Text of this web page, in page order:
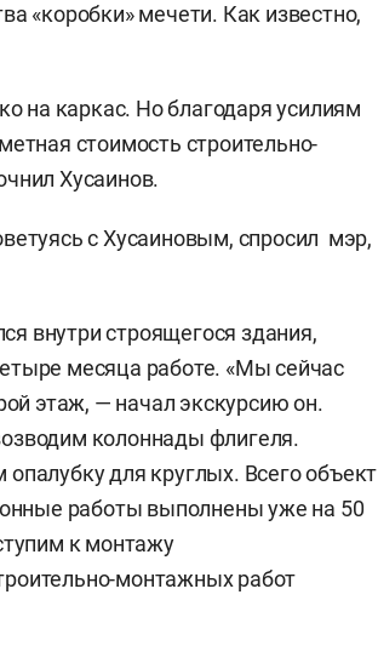
«коробки» мечети. Как известно,
на каркас. Но благодаря усилиям
стоимость строительно-
Хусаинов.
с Хусаиновым, спросил мэр,
внутри строящегося здания,
месяца работе. «Мы сейчас
этаж, — начал экскурсию он.
колоннады флигеля.
для круглых. Всего объект
работы выполнены уже на 50
к монтажу
монтажных работ